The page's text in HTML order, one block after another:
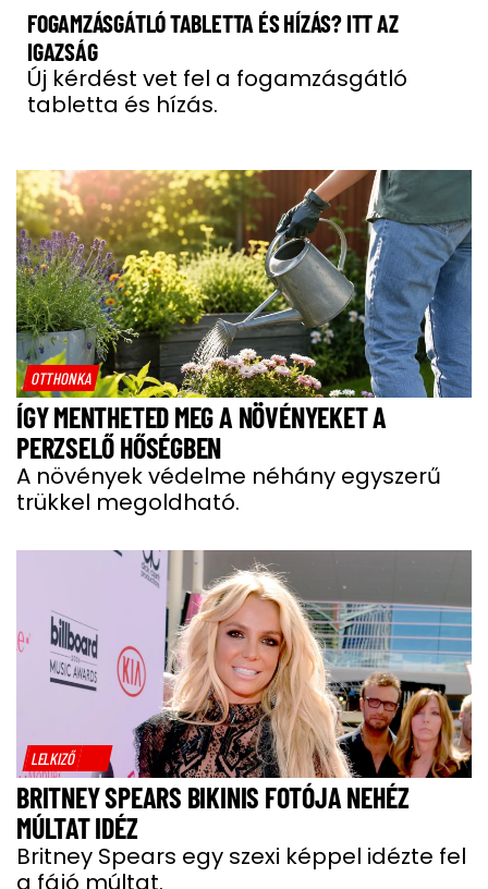
FOGAMZÁSGÁTLÓ TABLETTA ÉS HÍZÁS? ITT AZ
IGAZSÁG
Új kérdést vet fel a fogamzásgátló
tabletta és hízás.
OTTHONKA
ÍGY MENTHETED MEG A NÖVÉNYEKET A
PERZSELŐ HŐSÉGBEN
A növények védelme néhány egyszerű
trükkel megoldható.
LELKIZŐ
BRITNEY SPEARS BIKINIS FOTÓJA NEHÉZ
MÚLTAT IDÉZ
Britney Spears egy szexi képpel idézte fel
a fájó múltat.